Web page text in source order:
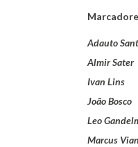
Adauto
Almir Sater
Ivan Lins
João Bosco
Leo
Marcus